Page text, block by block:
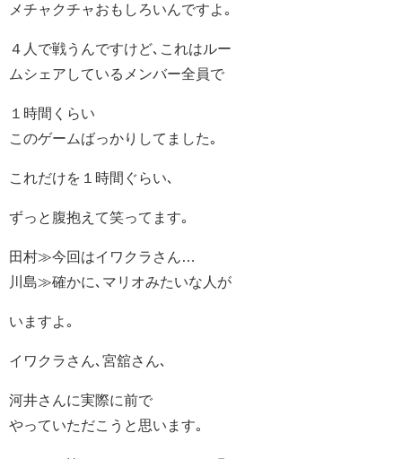
メチャクチャおもしろいんですよ｡
４人で戦うんですけど､これはルー
ムシェアしているメンバー全員で
１時間くらい
このゲームばっかりしてました｡
これだけを１時間ぐらい､
ずっと腹抱えて笑ってます｡
田村≫今回はイワクラさん…
川島≫確かに､マリオみたいな人が
いますよ｡
イワクラさん､宮舘さん､
河井さんに実際に前で
やっていただこうと思います｡